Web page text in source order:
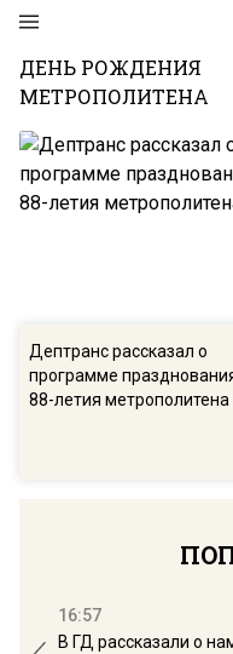
ДЕНЬ РОЖДЕНИЯ
МЕТРОПОЛИТЕНА
Дептранс рассказал о
программе
88-летия метрополитена
16:57
В ГД рассказали о